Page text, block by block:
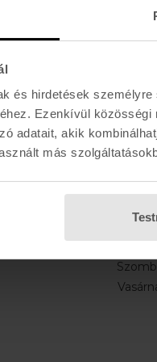
és hirdetések
Ezenkívül
adatait, akik
más
akciókról
K I R